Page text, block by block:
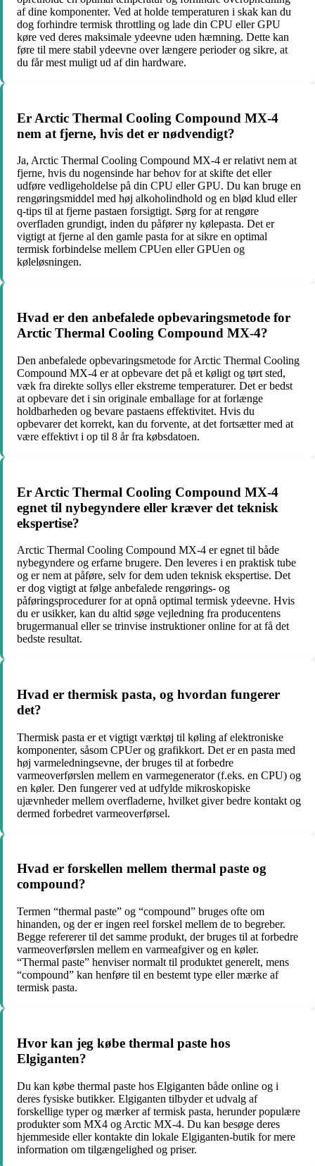
af dine komponenter. Ved at holde temperaturen i skak kan du
dog forhindre termisk throttling og lade din CPU eller GPU
køre ved deres maksimale ydeevne uden hæmning. Dette kan
føre til mere stabil ydeevne over længere perioder og sikre, at
du får mest muligt ud af din hardware.
Er Arctic Thermal Cooling Compound MX-4
nem at fjerne, hvis det er nødvendigt?
Ja, Arctic Thermal Cooling Compound MX-4 er relativt nem at
fjerne, hvis du nogensinde har behov for at skifte det eller
udføre vedligeholdelse på din CPU eller GPU. Du kan bruge en
rengøringsmiddel med høj alkoholindhold og en blød klud eller
q-tips til at fjerne pastaen forsigtigt. Sørg for at rengøre
overfladen grundigt, inden du påfører ny kølepasta. Det er
vigtigt at fjerne al den gamle pasta for at sikre en optimal
termisk forbindelse mellem CPUen eller GPUen og
køleløsningen.
Hvad er den anbefalede opbevaringsmetode for
Arctic Thermal Cooling Compound MX-4?
Den anbefalede opbevaringsmetode for Arctic Thermal Cooling
Compound MX-4 er at opbevare det på et køligt og tørt sted,
væk fra direkte sollys eller ekstreme temperaturer. Det er bedst
at opbevare det i sin originale emballage for at forlænge
holdbarheden og bevare pastaens effektivitet. Hvis du
opbevarer det korrekt, kan du forvente, at det fortsætter med at
være effektivt i op til 8 år fra købsdatoen.
Er Arctic Thermal Cooling Compound MX-4
egnet til nybegyndere eller kræver det teknisk
ekspertise?
Arctic Thermal Cooling Compound MX-4 er egnet til både
nybegyndere og erfarne brugere. Den leveres i en praktisk tube
og er nem at påføre, selv for dem uden teknisk ekspertise. Det
er dog vigtigt at følge anbefalede rengørings- og
påføringsprocedurer for at opnå optimal termisk ydeevne. Hvis
du er usikker, kan du altid søge vejledning fra producentens
brugermanual eller se trinvise instruktioner online for at få det
bedste resultat.
Hvad er thermisk pasta, og hvordan fungerer
det?
Thermisk pasta er et vigtigt værktøj til køling af elektroniske
komponenter, såsom CPUer og grafikkort. Det er en pasta med
høj varmeledningsevne, der bruges til at forbedre
varmeoverførslen mellem en varmegenerator (f.eks. en CPU) og
en køler. Den fungerer ved at udfylde mikroskopiske
ujævnheder mellem overfladerne, hvilket giver bedre kontakt og
dermed forbedret varmeoverførsel.
Hvad er forskellen mellem thermal paste og
compound?
Termen “thermal paste” og “compound” bruges ofte om
hinanden, og der er ingen reel forskel mellem de to begreber.
Begge refererer til det samme produkt, der bruges til at forbedre
varmeoverførslen mellem en varmeafgiver og en køler.
“Thermal paste” henviser normalt til produktet generelt, mens
“compound” kan henføre til en bestemt type eller mærke af
termisk pasta.
Hvor kan jeg købe thermal paste hos
Elgiganten?
Du kan købe thermal paste hos Elgiganten både online og i
deres fysiske butikker. Elgiganten tilbyder et udvalg af
forskellige typer og mærker af termisk pasta, herunder populære
produkter som MX4 og Arctic MX-4. Du kan besøge deres
hjemmeside eller kontakte din lokale Elgiganten-butik for mere
information om tilgængelighed og priser.